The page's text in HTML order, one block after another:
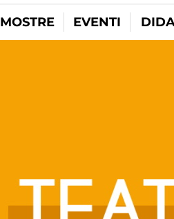
MOSTRE EVENTI